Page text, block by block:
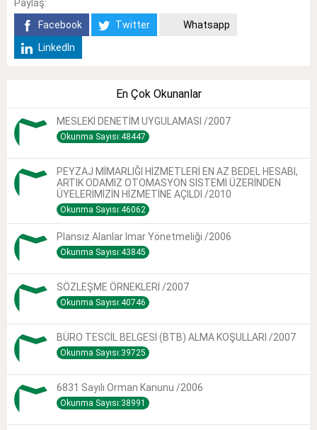
Paylaş:
Facebook
Twitter
Whatsapp
LinkedIn
En Çok Okunanlar
MESLEKİ DENETİM UYGULAMASI /2007
Okunma Sayısı:48447
PEYZAJ MİMARLIĞI HİZMETLERİ EN AZ BEDEL HESABI,
ARTIK ODAMIZ OTOMASYON SİSTEMİ ÜZERİNDEN
ÜYELERİMİZİN HİZMETİNE AÇILDI /2010
Okunma Sayısı:46062
Plansız Alanlar Imar Yönetmeliği /2006
Okunma Sayısı:43845
SÖZLEŞME ÖRNEKLERİ /2007
Okunma Sayısı:40746
BÜRO TESCİL BELGESİ (BTB) ALMA KOŞULLARI /2007
Okunma Sayısı:39725
6831 Sayılı Orman Kanunu /2006
Okunma Sayısı:38991